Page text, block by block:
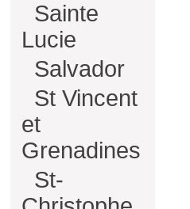
Sainte
Lucie
Salvador
St Vincent
et
Grenadines
St-